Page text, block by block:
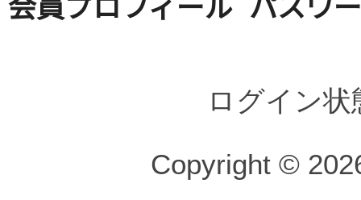
ログイン
Copyright ©